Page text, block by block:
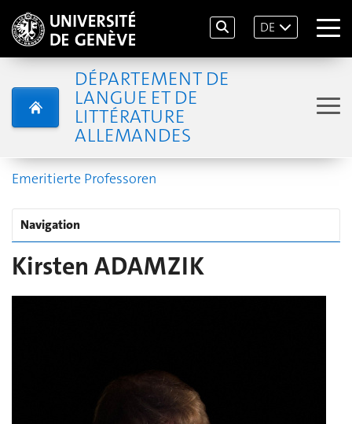
DE
DÉPARTEMENT DE
LANGUE ET DE
LITTÉRATURE
ALLEMANDES
Emeritierte Professoren
Navigation
Kirsten ADAMZIK